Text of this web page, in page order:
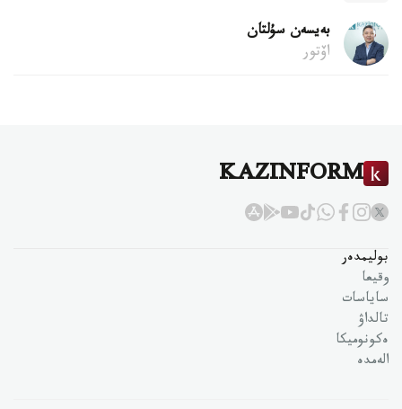
بەيسەن سۇلتان
اۆتور
KAZINFORM
بوليمدەر
وقيعا
ساياسات
تالداۋ
ەكونوميكا
الەمدە